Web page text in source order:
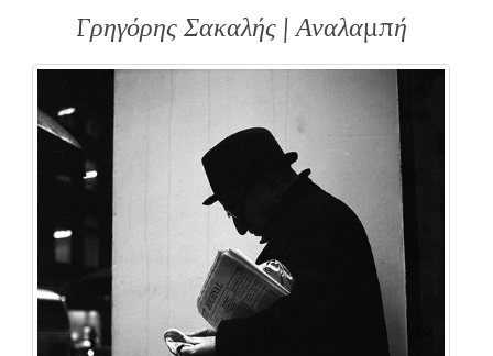
Γρηγόρης Σακαλής | Αναλαμπή